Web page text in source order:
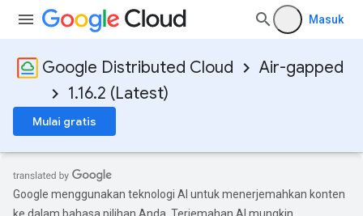
Masuk
Google Distributed Cloud
Air-gapped
1.16.2 (Latest)
Mulai gratis
Google menggunakan teknologi AI untuk menerjemahkan konten